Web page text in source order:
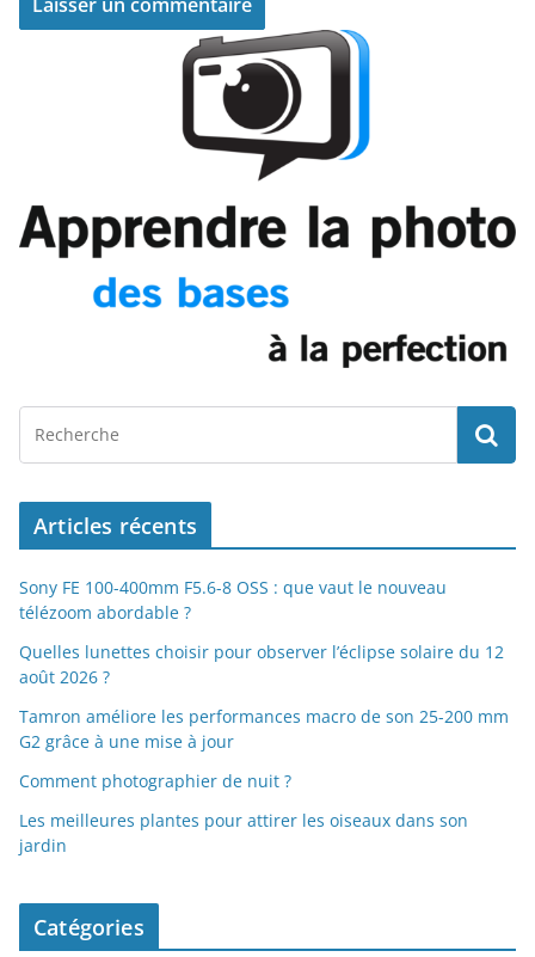
Articles récents
Sony FE 100-400mm F5.6-8 OSS : que vaut le nouveau
télézoom abordable ?
Quelles lunettes choisir pour observer l’éclipse solaire du 12
août 2026 ?
Tamron améliore les performances macro de son 25-200 mm
G2 grâce à une mise à jour
Comment photographier de nuit ?
Les meilleures plantes pour attirer les oiseaux dans son
jardin
Catégories